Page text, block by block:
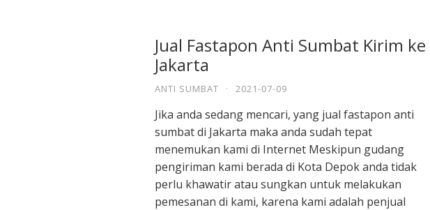
Jual Fastapon Anti Sumbat Kirim ke
Jakarta
ANTI SUMBAT · 2021-07-09
Jika anda sedang mencari, yang jual fastapon anti
sumbat di Jakarta maka anda sudah tepat
menemukan kami di Internet Meskipun gudang
pengiriman kami berada di Kota Depok anda tidak
perlu khawatir atau sungkan untuk melakukan
pemesanan di kami, karena kami adalah penjual